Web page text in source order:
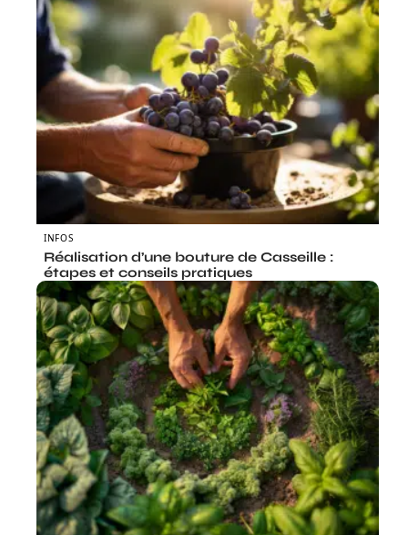
INFOS
Réalisation d’une bouture de Casseille :
étapes et conseils pratiques